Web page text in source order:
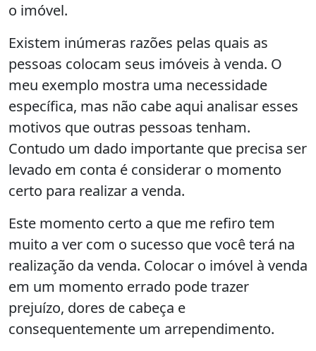
o imóvel.
Existem inúmeras razões pelas quais as
pessoas colocam seus imóveis à venda. O
meu exemplo mostra uma necessidade
específica, mas não cabe aqui analisar esses
motivos que outras pessoas tenham.
Contudo um dado importante que precisa ser
levado em conta é considerar o momento
certo para realizar a venda.
Este momento certo a que me refiro tem
muito a ver com o sucesso que você terá na
realização da venda. Colocar o imóvel à venda
em um momento errado pode trazer
prejuízo, dores de cabeça e
consequentemente um arrependimento.